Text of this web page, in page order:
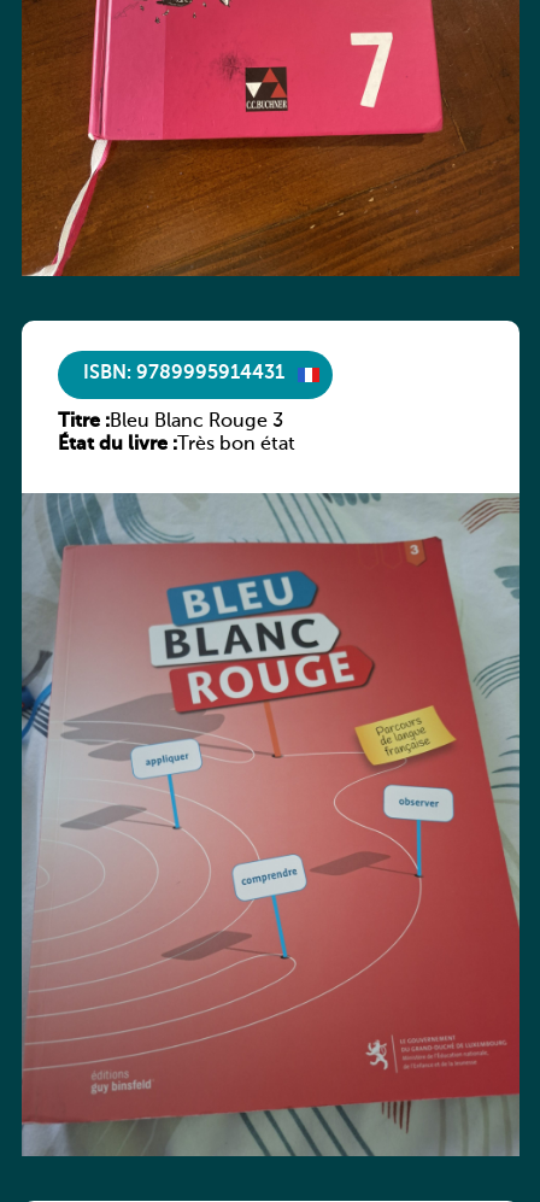
ISBN: 9789995914431
Titre :Bleu Blanc Rouge 3
État du livre :Très bon état